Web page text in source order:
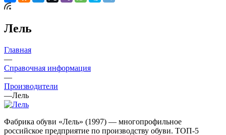
Лель
Главная
—
Справочная информация
—
Производители
—Лель
Фабрика обуви «Лель» (1997) — многопрофильное
российское предприятие по производству обуви. ТОП-5